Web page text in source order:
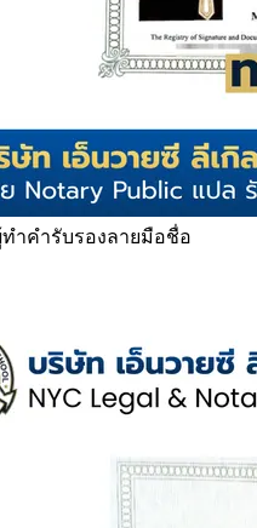
ำคำรับรองลายมือชื่อ